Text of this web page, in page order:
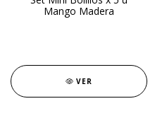
Mango Madera
VER